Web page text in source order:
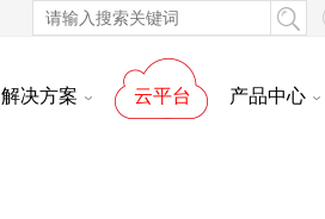
解决方案 云平台 产品中心